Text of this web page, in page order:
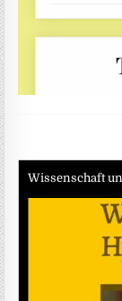
Wissenschaft